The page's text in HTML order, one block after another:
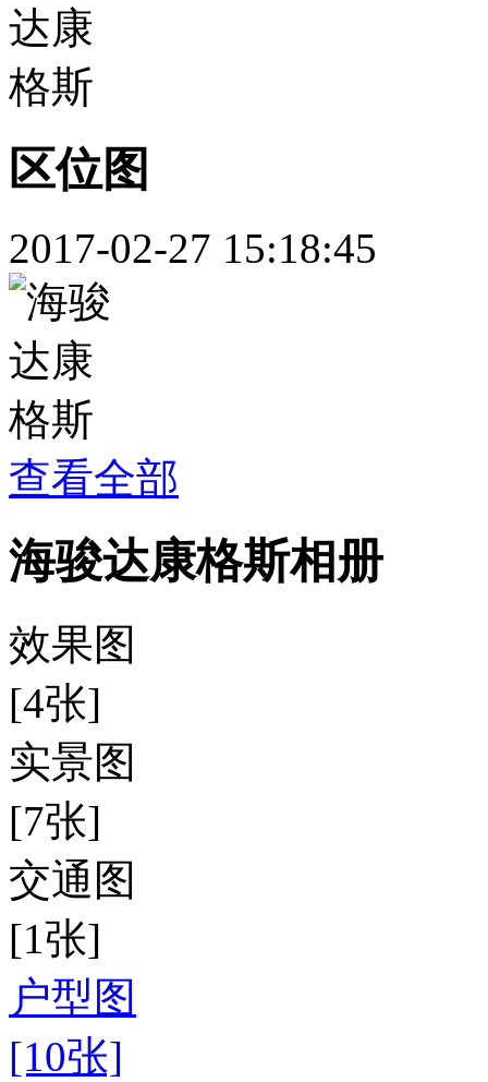
区位图
2017-02-27 15:18:45
查看全部
海骏达康格斯相册
效果图
[4张]
实景图
[7张]
交通图
[1张]
户型图
[10张]